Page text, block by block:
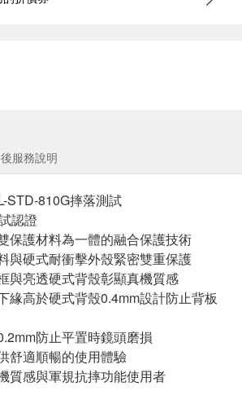
服務說明
STD-810G摔落測試
認證
保護材料為一體的融合保護技術
與硬式耐衝擊外殼緊密雙重保護
與亮透硬式背殼彰顯真機質感
緣高於硬式背殼0.4mm設計防止背板
防止平置時鏡頭磨損
舒適順暢的使用體驗
質感與軍規抗摔功能使用者